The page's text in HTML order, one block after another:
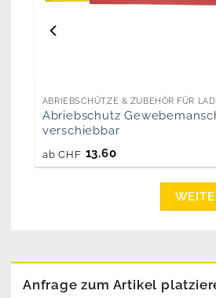
ABRIEBSCHÜTZE & ZUBEHÖR FÜR
Abriebschutz
verschiebbar
ab CHF 13.60
Anfrage zum Artikel